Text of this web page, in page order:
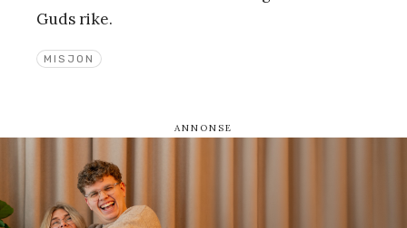
MISJON
Guds rike.